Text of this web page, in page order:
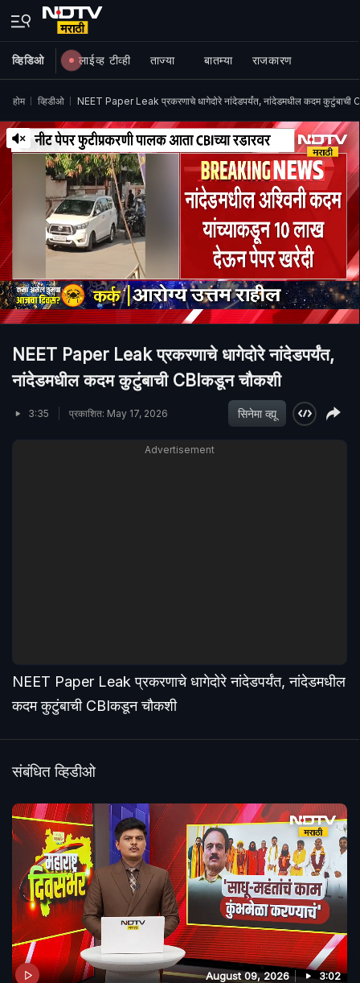
व्हिडिओ लाईव्ह टीव्ही ताज्या बातम्या राजकारण
होम व्हिडीओ NEET Paper Leak प्रकरणाचे धागेदोरे नांदेडपर्यंत, नांदेडमधील कदम कुटुंबाची
NEET Paper Leak प्रकरणाचे धागेदोरे नांदेडपर्यंत,
नांदेडमधील कदम कुटुंबाची CBIकडून चौकशी
3:35 प्रकाशित: May 17, 2026 सिनेमा व्ह्यू
Advertisement
NEET Paper Leak प्रकरणाचे धागेदोरे नांदेडपर्यंत, नांदेडमधील
कदम कुटुंबाची CBIकडून चौकशी
संबंधित व्हिडीओ
August 09, 2026 3:02